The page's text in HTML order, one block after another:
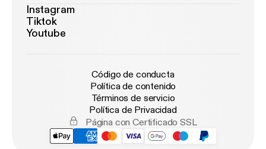
Instagram
Tiktok
Youtube
Código de conducta
Política de contenido
Términos de servicio
Política de Privacidad
Página con Certificado SSL